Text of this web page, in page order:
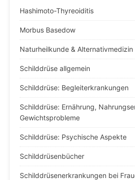
Hashimoto-Thyreoiditis
Morbus Basedow
Naturheilkunde & Alternativmedizin
Schilddrüse allgemein
Schilddrüse: Begleiterkrankungen
Schilddrüse: Ernährung,
Gewichtsprobleme
Schilddrüse: Psychische Aspekte
Schilddrüsenbücher
Schilddrüsenerkrankungen bei